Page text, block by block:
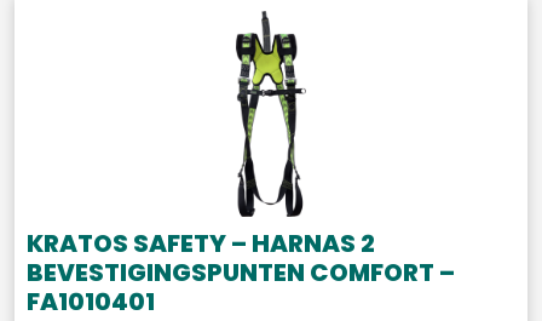
KRATOS SAFETY – HARNAS 2
BEVESTIGINGSPUNTEN COMFORT –
FA1010401